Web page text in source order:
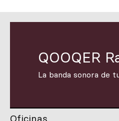
QOOQER
La banda sonora de
Oficinas